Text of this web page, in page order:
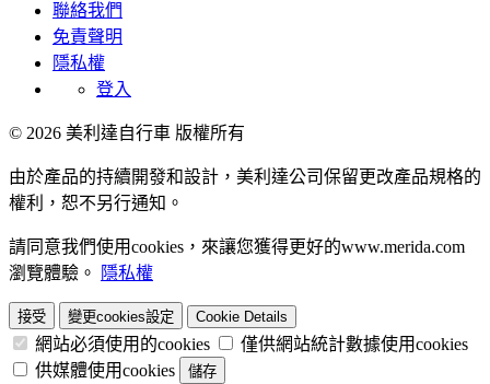
聯絡我們
免責聲明
隱私權
登入
© 2026 美利達自行車 版權所有
由於產品的持續開發和設計，美利達公司保留更改產品規格的
權利，恕不另行通知。
請同意我們使用cookies，來讓您獲得更好的www.merida.com
瀏覽體驗。
隱私權
接受 變更cookies設定 Cookie Details
網站必須使用的cookies
僅供網站統計數據使用cookies
供媒體使用cookies
儲存